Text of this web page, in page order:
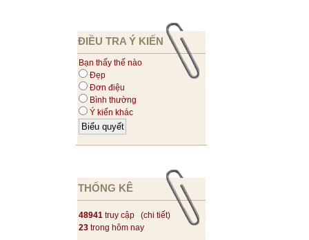
ĐIỀU TRA Ý KIẾN
Bạn thấy thế nào
Đẹp
Đơn điệu
Bình thường
Ý kiến khác
THỐNG KÊ
48941 truy cập (chi tiết)
23 trong hôm nay